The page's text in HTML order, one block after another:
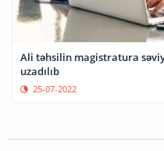
Ali təhsilin magistratura
uzadılıb
25-07-2022